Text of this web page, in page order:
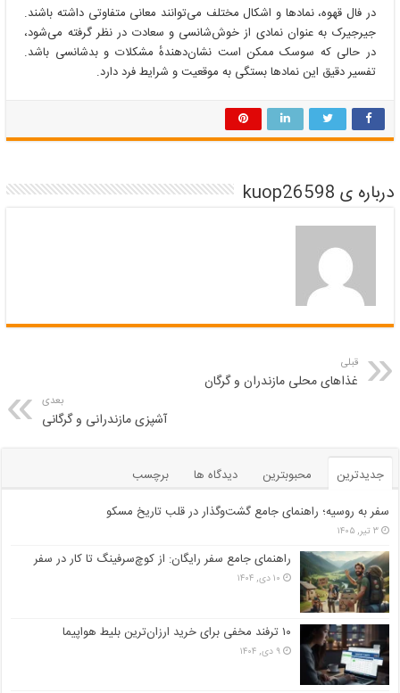
در فال قهوه، نمادها و اشکال مختلف می‌توانند معانی متفاوتی داشته باشند.
جیرجیرک به عنوان نمادی از خوش‌شانسی و سعادت در نظر گرفته می‌شود،
در حالی که سوسک ممکن است نشان‌دهندهٔ مشکلات و بدشانسی باشد.
تفسیر دقیق این نمادها بستگی به موقعیت و شرایط فرد دارد.
درباره ی kuop26598
قبلی
غذاهای محلی مازندران و گرگان
بعدی
آشپزی مازندرانی و گرگانی
جدیدترین محبوبترین دیدگاه ها
برچسب
سفر به روسیه؛ راهنمای جامع گشت‌وگذار در قلب تاریخ مسکو
۳ تیر, ۱۴۰۵
راهنمای جامع سفر رایگان: از کوچ‌سرفینگ تا کار در سفر
۱۰ دی, ۱۴۰۴
۱۰ ترفند مخفی برای خرید ارزان‌ترین بلیط هواپیما
۹ دی, ۱۴۰۴